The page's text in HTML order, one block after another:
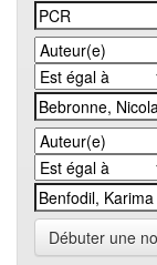
Débuter une